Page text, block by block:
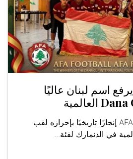
AFA Lebanon يرفع اسم لبنان عاليًا
حقق فريق AFA Lebanon إنجازًا تاريخيًا بإحرازه لقب